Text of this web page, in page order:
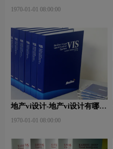
1970-01-01 08:00:00
地产vi设计-地产vi设计有哪些
1970-01-01 08:00:00